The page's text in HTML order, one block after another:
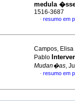
medula
1516-3687
· resumo em
Campos,
Pablo
Mudan�as,
· resumo em